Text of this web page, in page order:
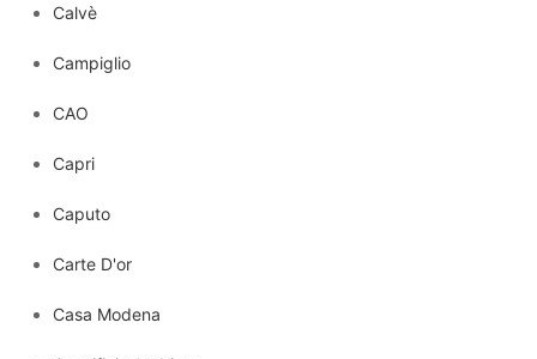
Calvè
Campiglio
CAO
Capri
Caputo
Carte D'or
Casa Modena